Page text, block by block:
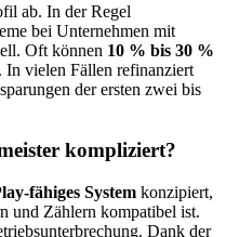
ab. In der Regel
bei Unternehmen mit
Oft können 10 % bis 30 %
In vielen Fällen refinanziert
der ersten zwei bis
kompliziert?
fähiges System konzipiert,
und Zählern kompatibel ist.
Dank der